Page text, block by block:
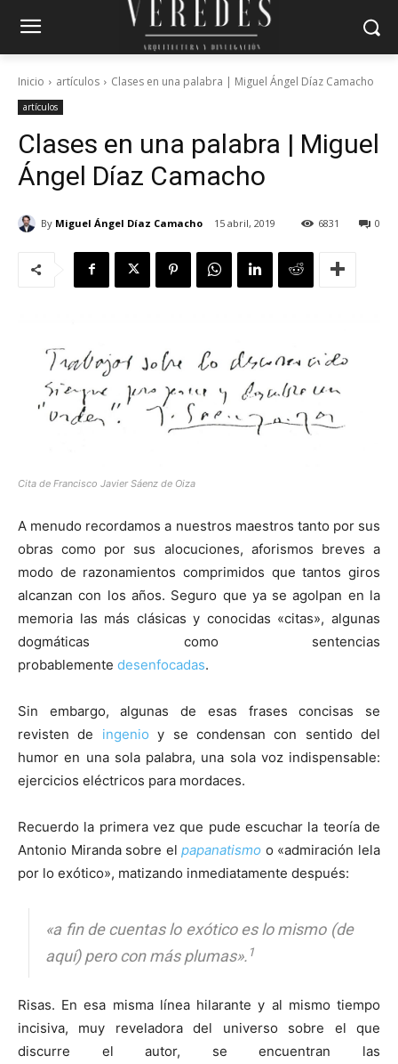
Inicio artículos Clases en una palabra | Miguel Ángel Díaz Camacho
artículos
Clases en una palabra | Miguel
Ángel Díaz Camacho
By Miguel Ángel Díaz Camacho 15 abril, 2019 0
6831
Cita de Francisco Javier Sáenz de Oiza
A menudo recordamos a nuestros maestros tanto por sus
obras como por sus alocuciones, aforismos breves a
modo de razonamientos comprimidos que tantos giros
alcanzan con los años. Seguro que ya se agolpan en la
memoria las más clásicas y conocidas «citas», algunas
dogmáticas como sentencias
probablemente desenfocadas.
Sin embargo, algunas de esas frases concisas se
revisten de ingenioy se condensan con sentido del
humor en una sola palabra, una sola voz indispensable:
ejercicios eléctricos para mordaces.
Recuerdo la primera vez que pude escuchar la teoría de
Antonio Miranda sobre elpapanatismo o «admiración lela
por lo exótico», matizando inmediatamente después:
«a fin de cuentas lo exótico es lo mismo (de
aquí) pero con más plumas». 1
Risas. En esa misma línea hilarante y al mismo tiempo
incisiva, muy reveladora del universo sobre el que
discurre el autor, se encuentran las